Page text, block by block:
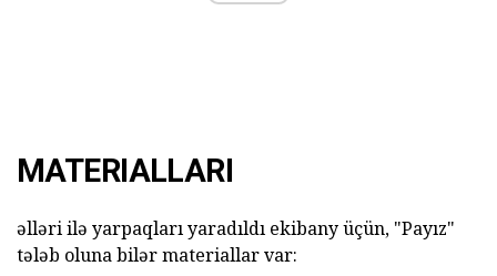
MATERIALLARI
əlləri ilə yarpaqları yaradıldı ekibany üçün, "Payız"
tələb oluna bilər materiallar var: